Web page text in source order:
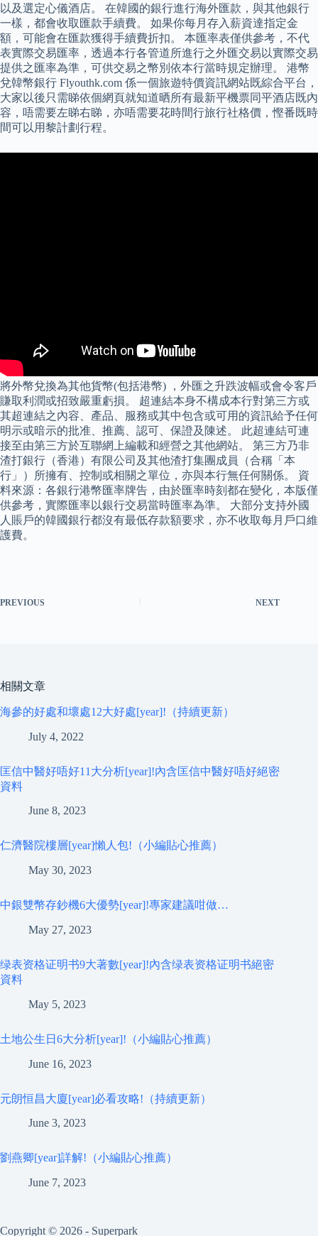
以及選定心儀酒店。 在韓國的銀行進行海外匯款，與其他銀行
一樣，都會收取匯款手續費。 如果你每月存入薪資達指定金
額，可能會在匯款獲得手續費折扣。 本匯率表僅供參考，不代
表實際交易匯率，透過本行各管道所進行之外匯交易以實際交易
提供之匯率為準，可供交易之幣別依本行當時規定辦理。 港幣
兌韓幣銀行 Flyouthk.com 係一個旅遊特價資訊網站既綜合平台，
大家以後只需睇依個網頁就知道晒所有最新平機票同平酒店既內
容，唔需要左睇右睇，亦唔需要花時間行旅行社格價，慳番既時
間可以用黎計劃行程。
將外幣兌換為其他貨幣(包括港幣) ，外匯之升跌波幅或會令客戶
賺取利潤或招致嚴重虧損。 超連結本身不構成本行對第三方或
其超連結之內容、產品、服務或其中包含或可用的資訊給予任何
明示或暗示的批准、推薦、認可、保證及陳述。 此超連結可連
接至由第三方於互聯網上編載和經營之其他網站。 第三方乃非
渣打銀行（香港）有限公司及其他渣打集團成員（合稱「本
行」）所擁有、控制或相關之單位，亦與本行無任何關係。 資
料來源：各銀行港幣匯率牌告，由於匯率時刻都在變化，本版僅
供參考，實際匯率以銀行交易當時匯率為準。 大部分支持外國
人賬戶的韓國銀行都沒有最低存款額要求，亦不收取每月戶口維
護費。
PREVIOUS NEXT
相關文章
海參的好處和壞處12大好處[year]!（持續更新）
July 4, 2022
匡信中醫好唔好11大分析[year]!內含匡信中醫好唔好絕密
資料
June 8, 2023
仁濟醫院樓層[year]懶人包!（小編貼心推薦）
May 30, 2023
中銀雙幣存鈔機6大優勢[year]!專家建議咁做…
May 27, 2023
绿表资格证明书9大著數[year]!內含绿表资格证明书絕密
資料
May 5, 2023
土地公生日6大分析[year]!（小編貼心推薦）
June 16, 2023
元朗恒昌大廈[year]必看攻略!（持續更新）
June 3, 2023
劉燕卿[year]詳解!（小編貼心推薦）
June 7, 2023
Copyright © 2026 - Superpark